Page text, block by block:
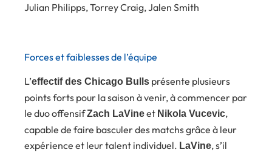
Julian Philipps, Torrey Craig, Jalen Smith
Forces et faiblesses de l’équipe
L’effectif des Chicago Bulls présente plusieurs
points forts pour la saison à venir, à commencer par
le duo offensifZach LaVineet Nikola Vucevic,
capable de faire basculer des matchs grâce à leur
expérience et leur talent individuel. LaVine, s’il